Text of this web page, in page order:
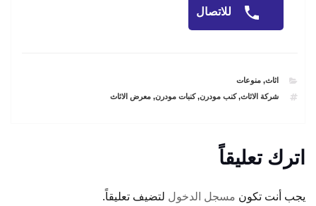
للاتصال
CATEGORIES
اثاث,منوعات
TAGS
شركة الاثاث,كنب مودرن,كنبات مودرن,معرض الاثاث
اترك تعليقاً
يجب أنت تكون مسجل الدخول لتضيف تعليقاً.